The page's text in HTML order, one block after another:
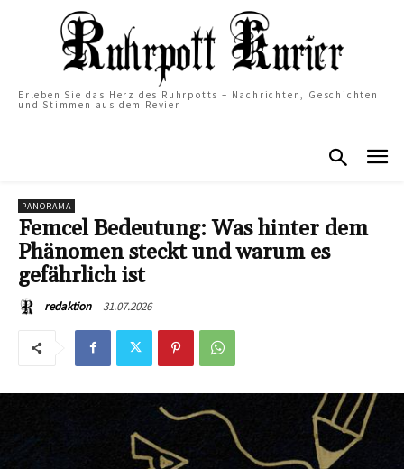
Erleben Sie das Herz des Ruhrpotts – Nachrichten, Geschichten
und Stimmen aus dem Revier
PANORAMA
Femcel Bedeutung: Was hinter dem
Phänomen steckt und warum es
gefährlich ist
redaktion 31.07.2026